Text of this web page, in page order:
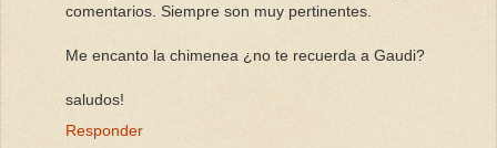
comentarios. Siempre son muy pertinentes.
Me encanto la chimenea ¿no te recuerda a Gaudi?
saludos!
Responder